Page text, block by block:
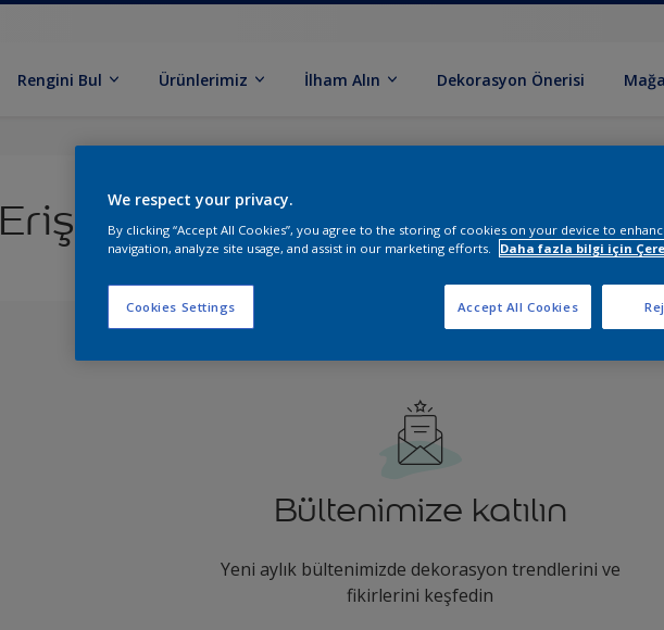
Rengini Bul Ürünlerimiz İlham Alın Dekorasyon Önerisi
Erişim engellendi
Bültenimize katılın
Yeni aylık bültenimizde dekorasyon trendlerini ve
fikirlerini keşfedin
We respect your privacy.
By clicking “Accept All Cookies”, you agree to the storing of cookies on your device to
navigation, analyze site usage, and assist in our marketing efforts.
Daha fazla bilgi için
Cookies Settings Accept All Cookies